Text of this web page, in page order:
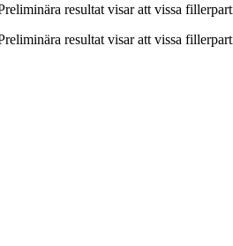
resultat visar att vissa
resultat visar att vissa